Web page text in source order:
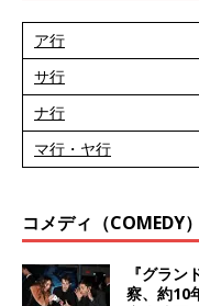
ア行
サ行
ナ行
マ行・ヤ行
コメディ（COMEDY
『グラ
察、約10